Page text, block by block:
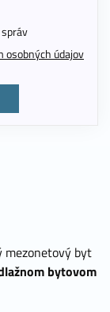
mezonetový byt
bytovom
osobných údajov